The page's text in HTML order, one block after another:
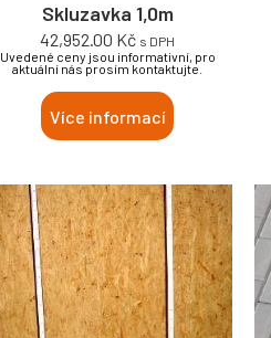
Skluzavka 1,0m
42,952.00 Kč s DPH
Uvedené ceny jsou informativní, pro
aktuální nás prosím kontaktujte.
Více informací